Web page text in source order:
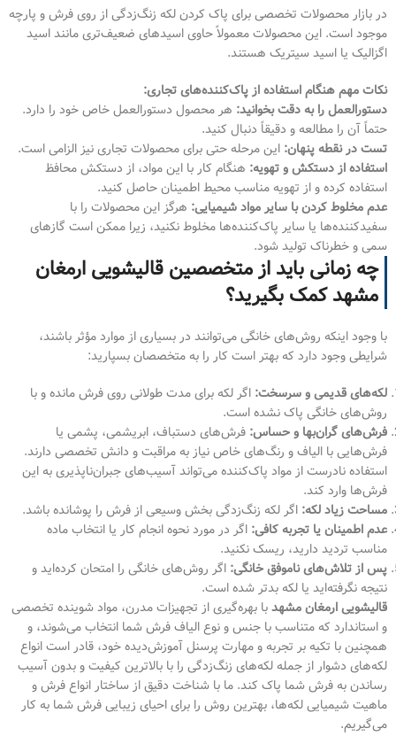
در بازار محصولات تخصصی برای پاک کردن لکه زنگ‌زدگی از روی فرش و پارچه
موجود است. این محصولات معمولاً حاوی اسیدهای ضعیف‌تری مانند اسید
اگزالیک یا اسید سیتریک هستند.
نکات مهم هنگام استفاده از پاک‌کننده‌های تجاری:
دستورالعمل را به دقت بخوانید: هر محصول دستورالعمل خاص خود را دارد.
حتماً آن را مطالعه و دقیقاً دنبال کنید.
تست در نقطه پنهان: این مرحله حتی برای محصولات تجاری نیز الزامی است.
استفاده از دستکش و تهویه: هنگام کار با این مواد، از دستکش محافظ
استفاده کرده و از تهویه مناسب محیط اطمینان حاصل کنید.
عدم مخلوط کردن با سایر مواد شیمیایی: هرگز این محصولات را با
سفیدکننده‌ها یا سایر پاک‌کننده‌ها مخلوط نکنید، زیرا ممکن است گازهای
سمی و خطرناک تولید شود.
چه زمانی باید از متخصصین قالیشویی ارمغان
مشهد کمک بگیرید؟
با وجود اینکه روش‌های خانگی می‌توانند در بسیاری از موارد مؤثر باشند،
شرایطی وجود دارد که بهتر است کار را به متخصصان بسپارید:
لکه‌های قدیمی و سرسخت: اگر لکه برای مدت طولانی روی فرش مانده و با
روش‌های خانگی پاک نشده است.
فرش‌های گران‌بها و حساس: فرش‌های دستباف، ابریشمی، پشمی یا
فرش‌هایی با الیاف و رنگ‌های خاص نیاز به مراقبت و دانش تخصصی دارند.
استفاده نادرست از مواد پاک‌کننده می‌تواند آسیب‌های جبران‌ناپذیری به این
فرش‌ها وارد کند.
مساحت زیاد لکه: اگر لکه زنگ‌زدگی بخش وسیعی از فرش را پوشانده باشد.
عدم اطمینان یا تجربه کافی: اگر در مورد نحوه انجام کار یا انتخاب ماده
مناسب تردید دارید، ریسک نکنید.
پس از تلاش‌های ناموفق خانگی: اگر روش‌های خانگی را امتحان کرده‌اید و
نتیجه نگرفته‌اید یا لکه بدتر شده است.
قالیشویی ارمغان مشهدبا بهره‌گیری از تجهیزات مدرن، مواد شوینده تخصصی
و استاندارد که متناسب با جنس و نوع الیاف فرش شما انتخاب می‌شوند، و
همچنین با تکیه بر تجربه و مهارت پرسنل آموزش‌دیده خود، قادر است انواع
لکه‌های دشوار از جمله لکه‌های زنگ‌زدگی را با بالاترین کیفیت و بدون آسیب
رساندن به فرش شما پاک کند. ما با شناخت دقیق از ساختار انواع فرش و
ماهیت شیمیایی لکه‌ها، بهترین روش را برای احیای زیبایی فرش شما به کار
می‌گیریم.